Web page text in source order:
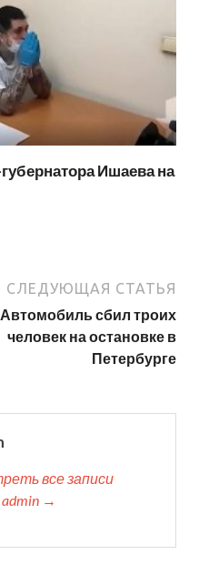
Ишаева на
СЛЕДУЮЩАЯ СТАТЬЯ
Автомобиль сбил троих
человек на остановке в
Петербурге
все записи
→